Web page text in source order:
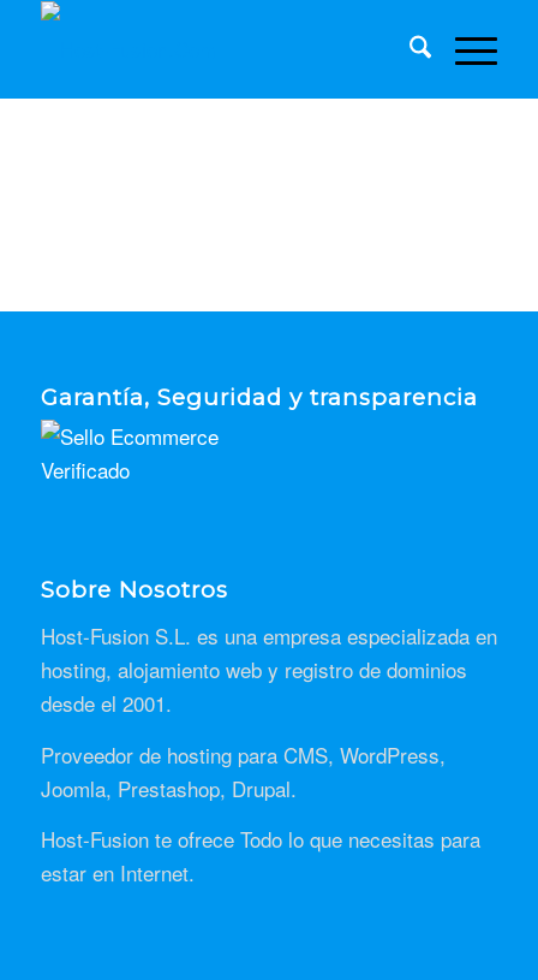
Garantía, Seguridad y transparencia
Sobre Nosotros
Host-Fusion S.L. es una empresa especializada en
hosting, alojamiento web y registro de dominios
desde el 2001.
Proveedor de hosting para CMS, WordPress,
Joomla, Prestashop, Drupal.
Host-Fusion te ofrece Todo lo que necesitas para
estar en Internet.